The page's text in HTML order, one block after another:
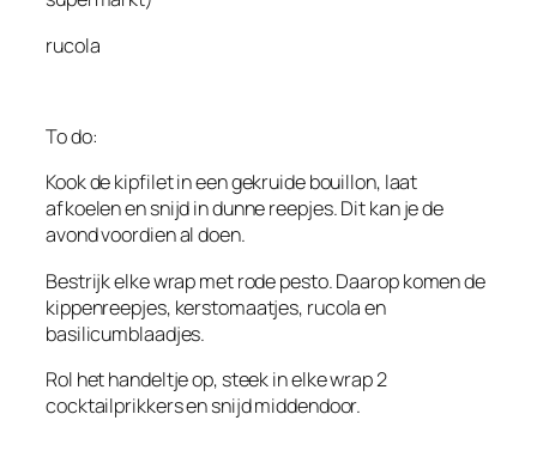
rucola
To do:
Kook de kipfilet in een gekruide bouillon, laat
afkoelen en snijd in dunne reepjes. Dit kan je de
avond voordien al doen.
Bestrijk elke wrap met rode pesto. Daarop komen de
kippenreepjes, kerstomaatjes, rucola en
basilicumblaadjes.
Rol het handeltje op, steek in elke wrap 2
cocktailprikkers en snijd middendoor.